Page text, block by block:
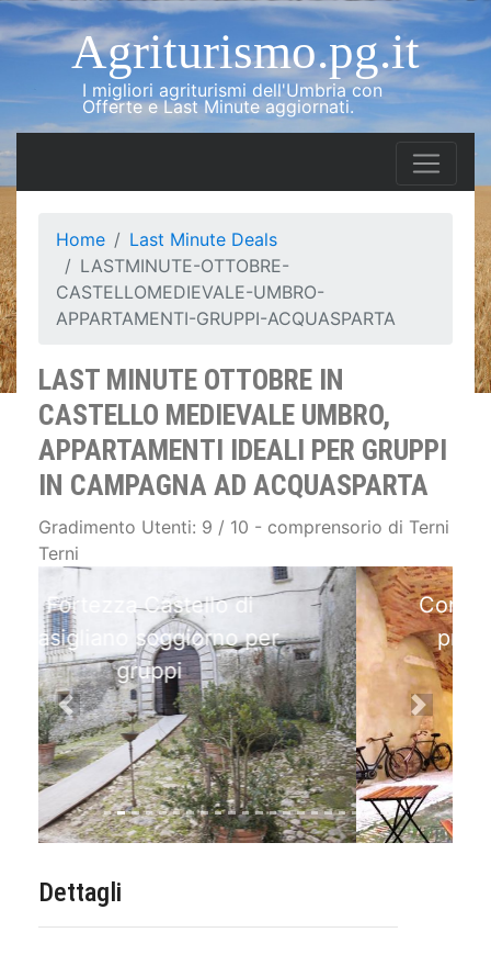
Agriturismo.pg.it
I migliori agriturismi dell'Umbria con
Offerte e Last Minute aggiornati.
Home
Last Minute Deals
LASTMINUTE-OTTOBRE-
CASTELLOMEDIEVALE-UMBRO-
APPARTAMENTI-GRUPPI-ACQUASPARTA
LAST MINUTE OTTOBRE IN
CASTELLO MEDIEVALE UMBRO,
APPARTAMENTI IDEALI PER GRUPPI
IN CAMPAGNA AD ACQUASPARTA
Gradimento Utenti: 9 / 10 - comprensorio di Terni
Terni
Corte Casigliano Castello in
provincia di terni Umbria
Previous Next
Dettagli